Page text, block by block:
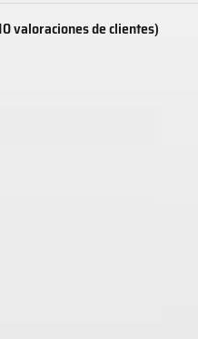
valoraciones de clientes)